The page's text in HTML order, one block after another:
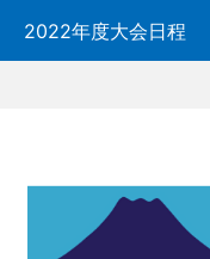
2022年度大会日程